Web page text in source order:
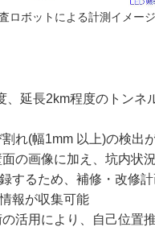
ロボットによる計測イメー
、延長2km程度のトンネ
れ(幅1mm 以上)の検出
面の画像に加え、坑内状況
するため、補修・改修
報が収集可能
活用により、自己位置